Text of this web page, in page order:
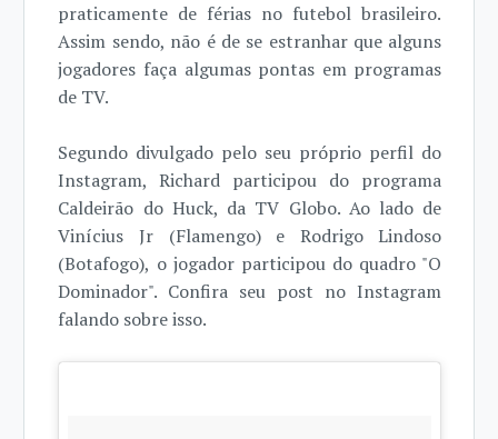
praticamente de férias no futebol brasileiro.
Assim sendo, não é de se estranhar que alguns
jogadores faça algumas pontas em programas
de TV.
Segundo divulgado pelo seu próprio perfil do
Instagram, Richard participou do programa
Caldeirão do Huck, da TV Globo. Ao lado de
Vinícius Jr (Flamengo) e Rodrigo Lindoso
(Botafogo), o jogador participou do quadro "O
Dominador". Confira seu post no Instagram
falando sobre isso.